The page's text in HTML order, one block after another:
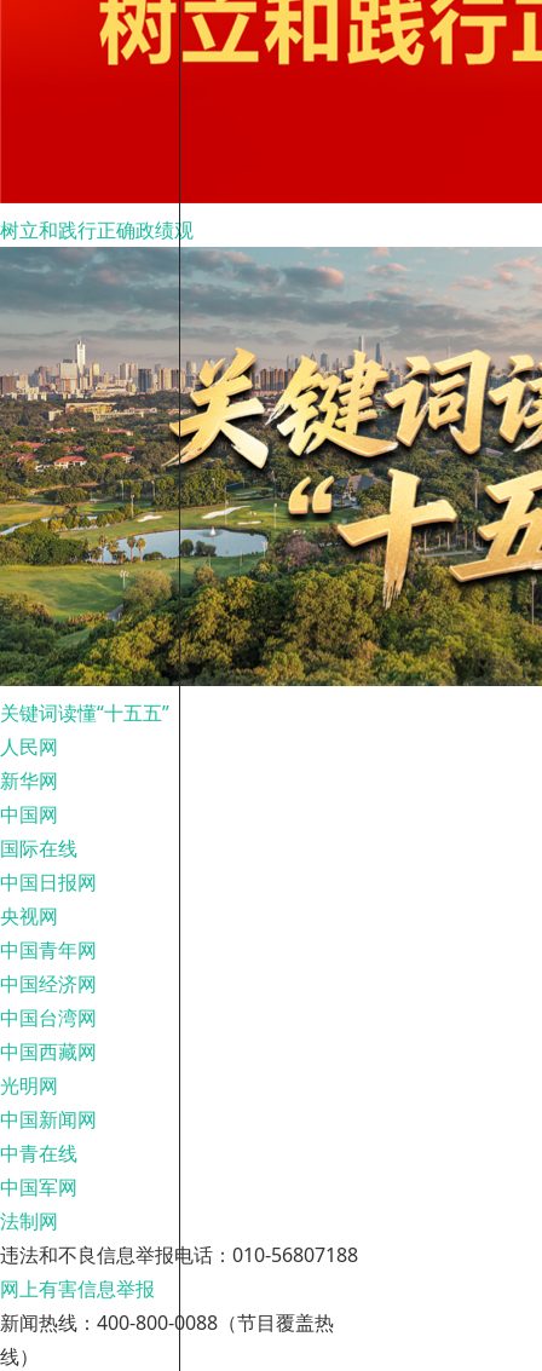
树立和践行正确政绩观
关键词读懂“十五五”
人民网
新华网
中国网
国际在线
中国日报网
央视网
中国青年网
中国经济网
中国台湾网
中国西藏网
光明网
中国新闻网
中青在线
中国军网
法制网
违法和不良信息举报电话：010-56807188
网上有害信息举报
新闻热线：400-800-0088（节目覆盖热
线）